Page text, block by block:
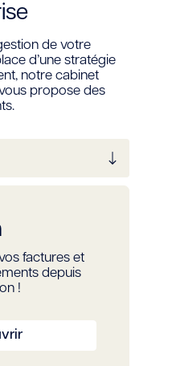
de votre
d’une stratégie
notre cabinet
propose des
factures et
depuis
!